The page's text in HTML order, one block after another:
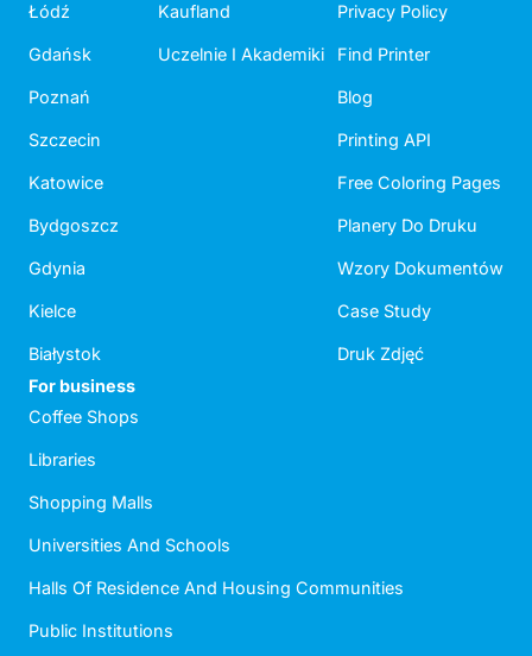
Łódź
Gdańsk
Poznań
Szczecin
Katowice
Bydgoszcz
Gdynia
Kielce
Białystok
Kaufland
Uczelnie I Akademiki
Privacy Policy
Find Printer
Blog
Printing API
Free Coloring Pages
Planery Do Druku
Wzory Dokumentów
Case Study
Druk Zdjęć
For business
Coffee Shops
Libraries
Shopping Malls
Universities And Schools
Halls Of Residence And Housing Communities
Public Institutions